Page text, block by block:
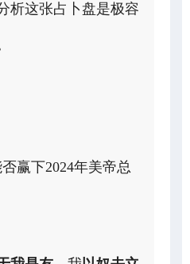
析这张占卜盘是极容
赢下2024年美帝总